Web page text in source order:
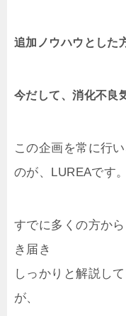
追加ノウハウとした
今だして、消化不良
この企画を常に行
のが、LUREAです。
すでに多くの方か
き届き
しっかりと解説し
が、